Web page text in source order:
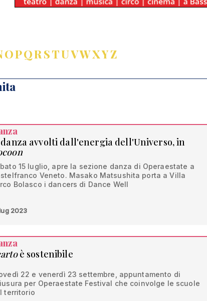
OPQRSTUVWXYZ
danza avvolti dall'energia dell'Universo, in
15 luglio, apre la sezione danza di Operaestate a
Veneto. Masako Matsushita porta a Villa
Bolasco i dancers di Dance Well
2023
è sostenibile
22 e venerdì 23 settembre, appuntamento di
per Operaestate Festival che coinvolge le scuole
territorio